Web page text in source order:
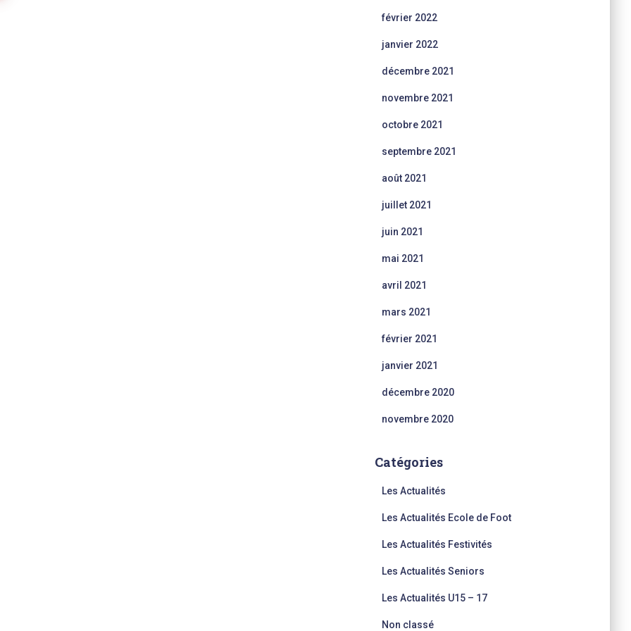
février 2022
janvier 2022
décembre 2021
novembre 2021
octobre 2021
septembre 2021
août 2021
juillet 2021
juin 2021
mai 2021
avril 2021
mars 2021
février 2021
janvier 2021
décembre 2020
novembre 2020
Catégories
Les Actualités
Les Actualités Ecole de Foot
Les Actualités Festivités
Les Actualités Seniors
Les Actualités U15 – 17
Non classé